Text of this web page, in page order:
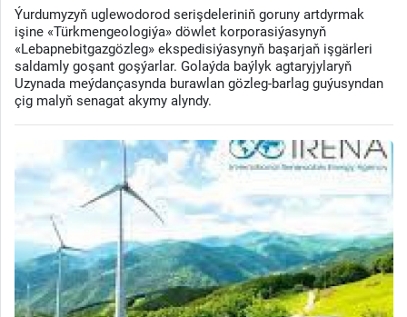
Ýurdumyzyň uglewodorod serişdeleriniň goruny artdyrmak
işine «Türkmengeologiýa» döwlet korporasiýasynyň
«Lebapnebitgazgözleg» ekspedisiýasynyň başarjaň işgärleri
saldamly goşant goşýarlar. Golaýda baýlyk agtaryjylaryň
Uzynada meýdançasynda burawlan gözleg-barlag guýusyndan
çig malyň senagat akymy alyndy.